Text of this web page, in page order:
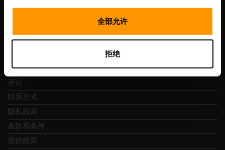
全部允许
拒绝
评论
联系方式
隐私政策
条款和条件
退款政策